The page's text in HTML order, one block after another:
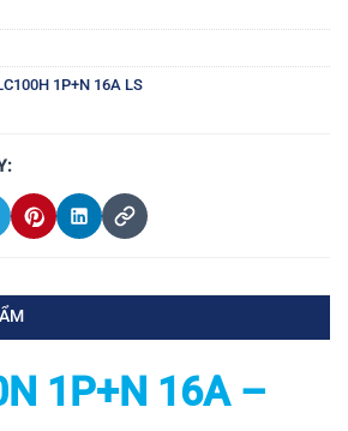
1P+N 16A LS
1P+N 16A –